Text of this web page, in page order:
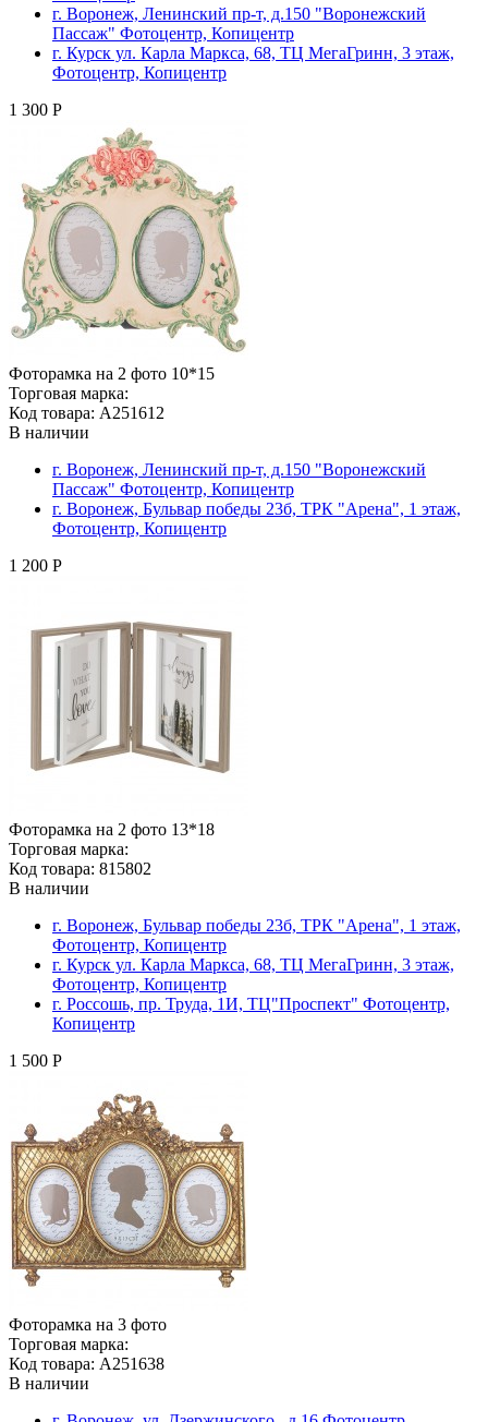
г. Воронеж, Ленинский пр-т, д.150 "Воронежский
Пассаж" Фотоцентр, Копицентр
г. Курск ул. Карла Маркса, 68, ТЦ МегаГринн, 3 этаж,
Фотоцентр, Копицентр
1 300 Р
Фоторамка на 2 фото 10*15
Торговая марка:
Код товара: A251612
В наличии
г. Воронеж, Ленинский пр-т, д.150 "Воронежский
Пассаж" Фотоцентр, Копицентр
г. Воронеж, Бульвар победы 23б, ТРК "Арена", 1 этаж,
Фотоцентр, Копицентр
1 200 Р
Фоторамка на 2 фото 13*18
Торговая марка:
Код товара: 815802
В наличии
г. Воронеж, Бульвар победы 23б, ТРК "Арена", 1 этаж,
Фотоцентр, Копицентр
г. Курск ул. Карла Маркса, 68, ТЦ МегаГринн, 3 этаж,
Фотоцентр, Копицентр
г. Россошь, пр. Труда, 1И, ТЦ"Проспект" Фотоцентр,
Копицентр
1 500 Р
Фоторамка на 3 фото
Торговая марка:
Код товара: A251638
В наличии